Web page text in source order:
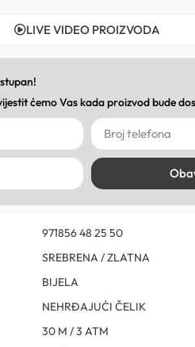
LIVE VIDEO PROIZVODA
ćemo Vas kada proizvod bude
971856 48 25 50
SREBRENA / ZLATNA
BIJELA
NEHRĐAJUĆI ČELIK
30 M / 3 ATM